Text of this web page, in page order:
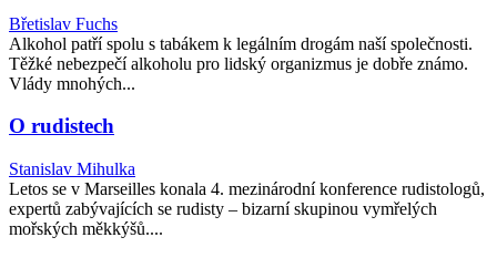
Břetislav Fuchs
Alkohol patří spolu s tabákem k legálním drogám naší společnosti.
Těžké nebezpečí alkoholu pro lidský organizmus je dobře známo.
Vlády mnohých...
O rudistech
Stanislav Mihulka
Letos se v Marseilles konala 4. mezinárodní konference rudistologů,
expertů zabývajících se rudisty – bizarní skupinou vymřelých
mořských měkkýšů....